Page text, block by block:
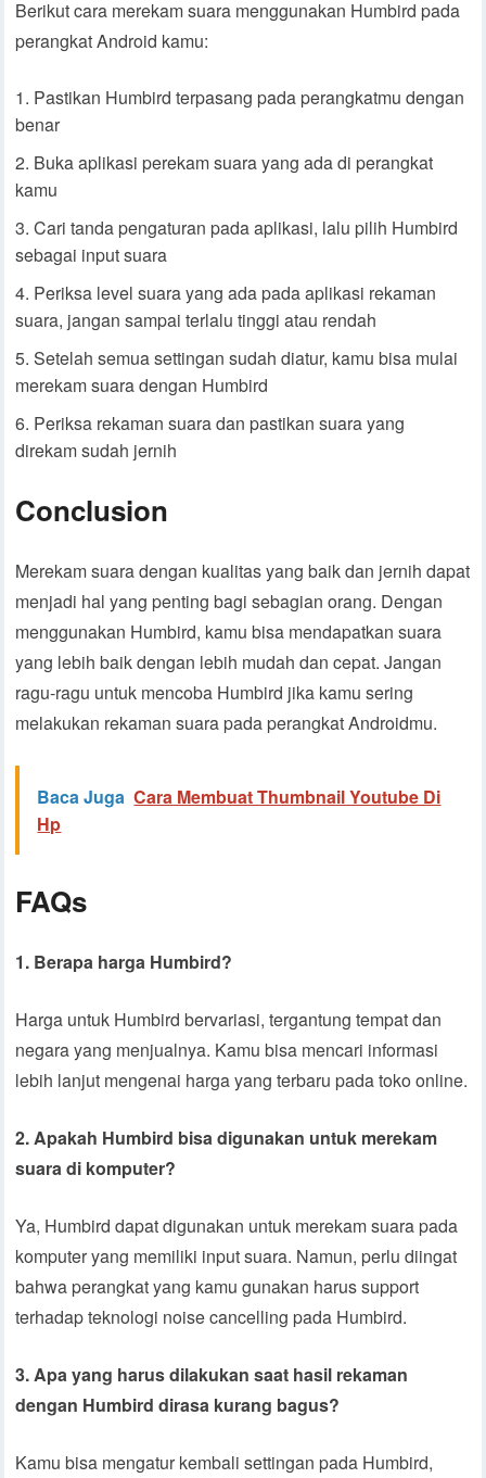
Berikut cara merekam suara menggunakan Humbird pada
perangkat Android kamu:
Pastikan Humbird terpasang pada perangkatmu dengan
benar
Buka aplikasi perekam suara yang ada di perangkat
kamu
Cari tanda pengaturan pada aplikasi, lalu pilih Humbird
sebagai input suara
Periksa level suara yang ada pada aplikasi rekaman
suara, jangan sampai terlalu tinggi atau rendah
Setelah semua settingan sudah diatur, kamu bisa mulai
merekam suara dengan Humbird
Periksa rekaman suara dan pastikan suara yang
direkam sudah jernih
Conclusion
Merekam suara dengan kualitas yang baik dan jernih dapat
menjadi hal yang penting bagi sebagian orang. Dengan
menggunakan Humbird, kamu bisa mendapatkan suara
yang lebih baik dengan lebih mudah dan cepat. Jangan
ragu-ragu untuk mencoba Humbird jika kamu sering
melakukan rekaman suara pada perangkat Androidmu.
Baca Juga Cara Membuat Thumbnail Youtube Di
Hp
FAQs
1. Berapa harga Humbird?
Harga untuk Humbird bervariasi, tergantung tempat dan
negara yang menjualnya. Kamu bisa mencari informasi
lebih lanjut mengenai harga yang terbaru pada toko online.
2. Apakah Humbird bisa digunakan untuk merekam
suara di komputer?
Ya, Humbird dapat digunakan untuk merekam suara pada
komputer yang memiliki input suara. Namun, perlu diingat
bahwa perangkat yang kamu gunakan harus support
terhadap teknologi noise cancelling pada Humbird.
3. Apa yang harus dilakukan saat hasil rekaman
dengan Humbird dirasa kurang bagus?
Kamu bisa mengatur kembali settingan pada Humbird,